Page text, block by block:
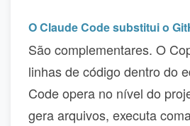
O Claude Code substitui o
São complementares. O
linhas de código dentro do
Code opera no nível do
gera arquivos, executa